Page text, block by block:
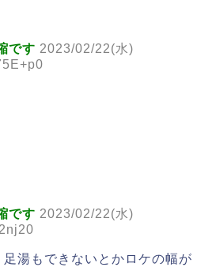
です 2023/02/22(水)
です 2023/02/22(水)
湯もできないとかロケの幅が